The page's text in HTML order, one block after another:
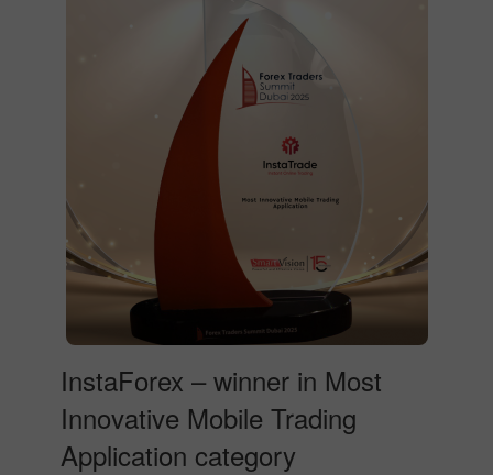
InstaForex – winner in Most
Innovative Mobile Trading
Application category